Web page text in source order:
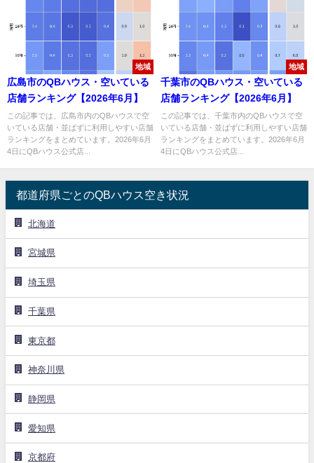
地域
広島市のQBハウス・空いている
店舗ランキング【2026年6月】
この記事では、広島市内のQBハウスで空
いている店舗・並ばずに利用しやすい店舗
ランキングをまとめています。2026年6月
4日にQBハウス公式店...
地域
千葉市のQBハウス・空いている
店舗ランキング【2026年6月】
この記事では、千葉市内のQBハウスで空
いている店舗・並ばずに利用しやすい店舗
ランキングをまとめています。2026年6月
4日にQBハウス公式店...
都道府県ごとのQBハウス空き状況
北海道
宮城県
埼玉県
千葉県
東京都
神奈川県
静岡県
愛知県
京都府